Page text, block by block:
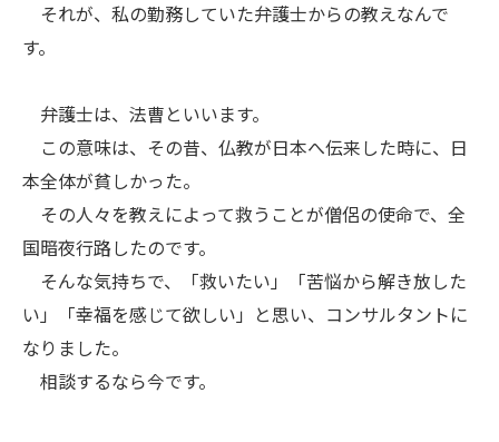
それが、私の勤務していた弁護士からの教えなんで
す。
弁護士は、法曹といいます。
この意味は、その昔、仏教が日本へ伝来した時に、日
本全体が貧しかった。
その人々を教えによって救うことが僧侶の使命で、全
国暗夜行路したのです。
そんな気持ちで、「救いたい」「苦悩から解き放した
い」「幸福を感じて欲しい」と思い、コンサルタントに
なりました。
相談するなら今です。